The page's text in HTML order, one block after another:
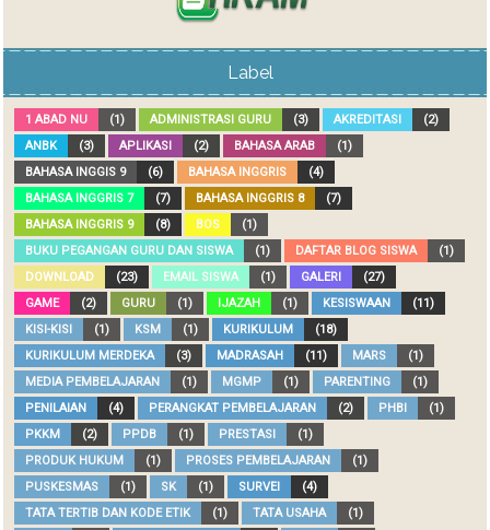
Label
1 ABAD NU (1) ADMINISTRASI GURU (3) AKREDITASI
(2)
ANBK
(3) APLIKASI (2) BAHASA ARAB
(1)
BAHASA INGGIS 9
(6) BAHASA INGGRIS
(4)
BAHASA INGGRIS 7
(7) BAHASA INGGRIS 8
(7)
BAHASA INGGRIS 9
(8) BOS
(1)
BUKU PEGANGAN GURU DAN SISWA
(1) DAFTAR BLOG SISWA
(1)
DOWNLOAD
(23) EMAIL SISWA (1) GALERI
(27)
GAME
(2) GURU (1) IJAZAH (1) KESISWAAN
(11)
KISI-KISI
(1) KSM (1) KURIKULUM
(18)
KURIKULUM MERDEKA
(3) MADRASAH (11) MARS
(1)
MEDIA PEMBELAJARAN
(1) MGMP (1) PARENTING
(1)
PENILAIAN
(4) PERANGKAT PEMBELAJARAN (2) PHBI
(1)
PKKM
(2) PPDB (1) PRESTASI
(1)
PRODUK HUKUM
(1) PROSES PEMBELAJARAN
(1)
PUSKESMAS
(1) SK (1) SURVEI
(4)
TATA TERTIB DAN KODE ETIK
(1) TATA USAHA
(1)